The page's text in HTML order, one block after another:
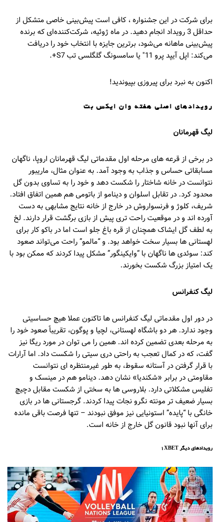
برای شرکت در این جشنواره ، کافی است پیش‌بینی خاصی متشکل از
حداقل 3 رویداد انجام دهید. در ماه ژوئیه، شرکت‌کننده‌ای که برنده
پیش‌بینی ماهانه می‌شود، برترین جایزه با انتخاب خود را دریافت
می‌کند: اپل آیپد پرو 11″ یا سامسونگ گلگلسی تب S7+.
اکنون به نبرد برای پیروزی بپیوندید!
رویدادهای اصلی هفته وان ایکس بت
لیگ قهرمانان
در برخی از قرعه های مرحله اول مقدماتی لیگ قهرمانان اروپا، ناگهان
مسابقاتی حساس و جذاب به وجود آمد. به عنوان مثال، ماریبور
نتوانست در خانه شاختار را شکست دهد و خود را به تساوی بدون گل
محدود کرد. در تقابل اسلوان و دینامو از باتومی هم همین اتفاق افتاد.
شریف، کلوژ و فرنسواروش در خارج از خانه نتایج مشابهی به دست
آورده اند و در موقعیت راحت تری پیش از بازی برگشت قرار دارند. لخ
به لطف گل ایشاک همچنان از قره باغ جلو است اما در باکو کار برای
لهستانی ها بسیار سخت خواهد بود. و “مالمو” راحت می‌تواند صعود
کند: سوئدی ها ناگهان با “وایکینگور” مشکل پیدا کردند که ممکن بود با
یک امتیاز بزرگ شکست بخورند.
لیگ کنفرانس
در دور اول مقدماتی لیگ کنفرانس ها تاکنون عملا هیچ حساسیتی
وجود ندارد. هر دو باشگاه لهستانی، لچیا و پوگون، تقریباً صعود خود را
به مرحله بعدی تضمین کرده اند. همین را می توان در مورد ریگا نیز
گفت، که در کمال تعجب به راحتی دری سیتی را شکست داد. اما آرارات
با قرار گرفتن در آستانه سقوط، به طور غیرمنتظره ای نتوانست
مقاومتی در برابر «شکندیا» نشان دهد. دینامو هم در مینسک و
تفلیس مشکلاتی دارد. بلاروسی ها به سختی از شکست مقابل دچیچ
بسیار ضعیف تر مونته نگرو نجات پیدا کردند. گرجستانی ها در بازی
خانگی با “پایده” استونیایی نیز موفق نبودند – تنها فرصت باقی مانده
برای آنها نبود قانون گل خارج از خانه است.
رویدادهای دیگر 1XBET